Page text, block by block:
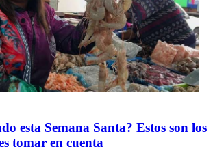
esta Semana Santa? Estos son los
tomar en cuenta